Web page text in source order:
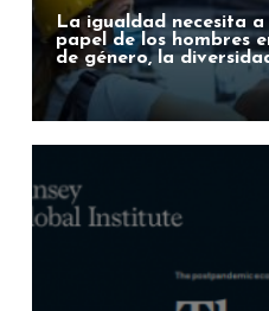
La igualdad necesita
papel de los hombres
de género, la